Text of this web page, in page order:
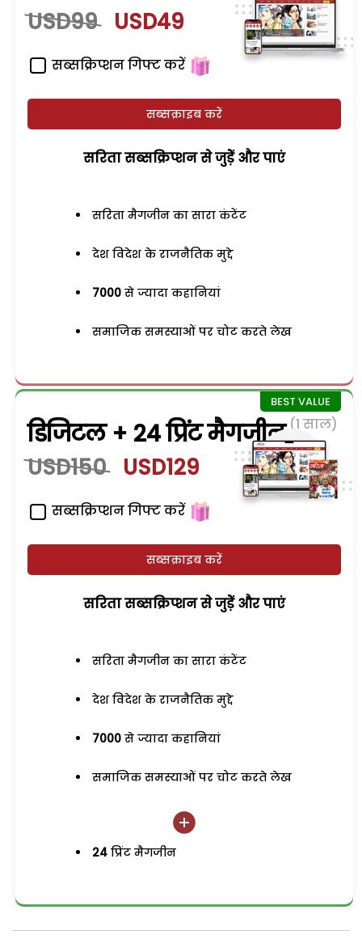
USD99 USD49
सब्सक्रिप्शन गिफ्ट करें
सब्सक्राइब करें
सरिता सब्सक्रिप्शन से जुड़ेें और पाएं
सरिता मैगजीन का सारा कंटेंट
देश विदेश के राजनैतिक मुद्दे
7000 से ज्यादा कहानियां
समाजिक समस्याओं पर चोट करते लेख
डिजिटल + 24 प्रिंट मैगजीन (1 साल)
USD150 USD129
सब्सक्रिप्शन गिफ्ट करें
सब्सक्राइब करें
सरिता सब्सक्रिप्शन से जुड़ेें और पाएं
सरिता मैगजीन का सारा कंटेंट
देश विदेश के राजनैतिक मुद्दे
7000 से ज्यादा कहानियां
समाजिक समस्याओं पर चोट करते लेख
24 प्रिंट मैगजीन